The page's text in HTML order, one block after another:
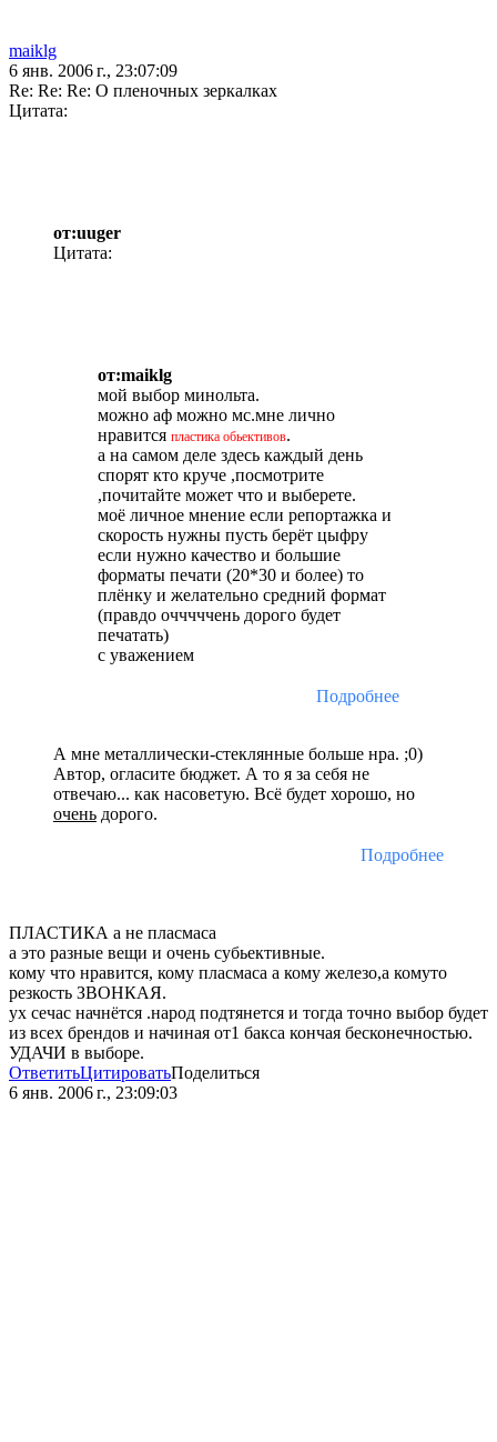
maiklg
6 янв. 2006 г., 23:07:09
Re: Re: Re: О пленочных зеркалках
Цитата:
от:uuger
Цитата:
от:maiklg
мой выбор минольта.
можно аф можно мс.мне лично
нравится пластика обьективов.
а на самом деле здесь каждый день
спорят кто круче ,посмотрите
,почитайте может что и выберете.
моё личное мнение если репортажка и
скорость нужны пусть берёт цыфру
если нужно качество и большие
форматы печати (20*30 и более) то
плёнку и желательно средний формат
(правдо очччччень дорого будет
печатать)
с уважением
Подробнее
А мне металлически-стеклянные больше нра. ;0)
Автор, огласите бюджет. А то я за себя не
отвечаю... как насоветую. Всё будет хорошо, но
очень дорого.
Подробнее
ПЛАСТИКА а не пласмаса
а это разные вещи и очень субьективные.
кому что нравится, кому пласмаса а кому железо,а комуто
резкость ЗВОНКАЯ.
ух сечас начнётся .народ подтянется и тогда точно выбор будет
из всех брендов и начиная от1 бакса кончая бесконечностью.
УДАЧИ в выборе.
ОтветитьЦитироватьПоделиться
6 янв. 2006 г., 23:09:03